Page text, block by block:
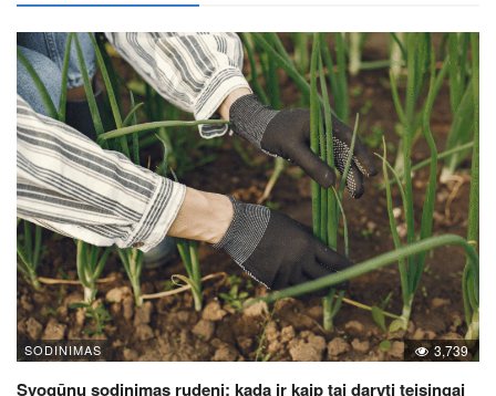
SODINIMAS 3,739
Svogūnų sodinimas rudenį: kada ir kaip tai daryti teisingai